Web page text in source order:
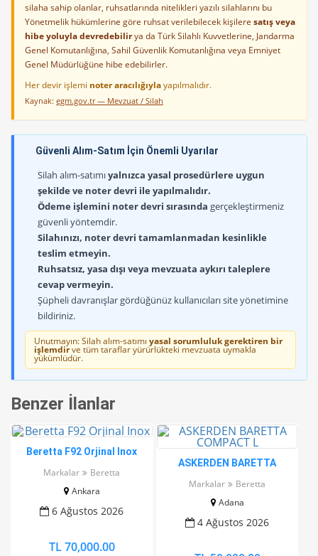
silaha sahip olanlar, ruhsatlarında nitelikleri yazılı silahlarını bu
Yönetmelik hükümlerine göre ruhsat verilebilecek kişilere satış veya
hibe yoluyla devredebilirya da Türk Silahlı Kuvvetlerine, Jandarma
Genel Komutanlığına, Sahil Güvenlik Komutanlığına veya Emniyet
Genel Müdürlüğüne hibe edebilirler.
Her devir işlemi noter aracılığıylayapılmalıdır.
Kaynak: egm.gov.tr — Mevzuat / Silah
Güvenli Alım-Satım İçin Önemli Uyarılar
Silah alım-satımıyalnızca yasal prosedürlere uygun
şekilde ve noter devri ile yapılmalıdır.
Ödeme işlemini noter devri sırasında gerçekleştirmeniz
güvenli yöntemdir.
Silahınızı, noter devri tamamlanmadan kesinlikle
teslim etmeyin.
Ruhsatsız, yasa dışı veya mevzuata aykırı taleplere
cevap vermeyin.
Şüpheli davranışlar gördüğünüz kullanıcıları site yönetimine
bildiriniz.
Unutmayın: Silah alım-satımı yasal sorumluluk gerektiren bir
işlemdirve tüm taraflar yürürlükteki mevzuata uymakla
yükümlüdür.
Benzer İlanlar
Beretta F92 Orjinal Inox
Markalar
Beretta
Ankara
6 Ağustos 2026
TL 70,000.00
ASKERDEN BARETTA
Markalar
Beretta
Adana
4 Ağustos 2026